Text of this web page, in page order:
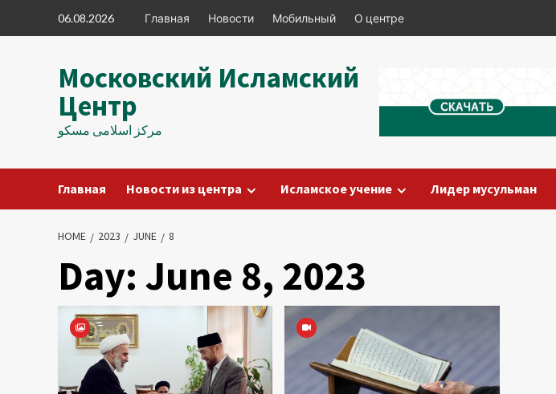
06.08.2026 Главная Новости Мобильный О центре
Московский Исламский
Центр
مرکز اسلامی مسکو
Главная Новости из центра Исламское учение Лидер мусульман
HOME 2023 JUNE 8
Day: June 8, 2023